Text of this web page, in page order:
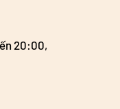
20:00,